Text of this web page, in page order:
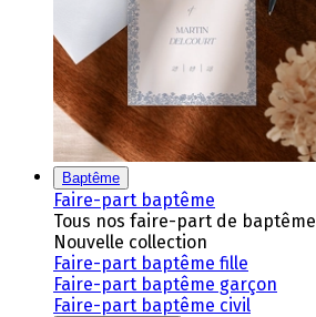
Baptême
Faire-part baptême
Tous nos faire-part de baptême
Nouvelle collection
Faire-part baptême fille
Faire-part baptême garçon
Faire-part baptême civil